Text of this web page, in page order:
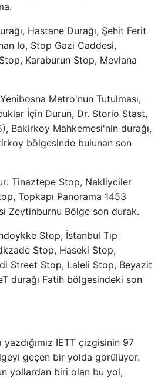
Hastane Durağı, Şehit Ferit
Io, Stop Gazi Caddesi,
Karaburun Stop, Mevlana
Metro'nun Tutulması,
İçin Durun, Dr. Storio Stast,
Bakirkoy Mahkemesi'nin durağı,
bölgesinde bulunan son
Tinaztepe Stop, Nakliyciler
Topkapı Panorama 1453
Zeytinburnu Bölge son durak.
Stop, İstanbul Tıp
Stop, Haseki Stop,
Street Stop, Laleli Stop, Beyazit
durağı Fatih bölgesindeki son
yazdığımız IETT çizgisinin 97
geçen bir yolda görülüyor.
yollardan biri olan bu yol,